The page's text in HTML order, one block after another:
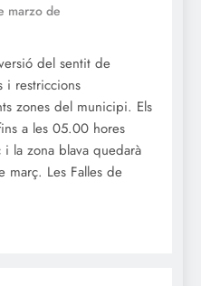
marzo de
del sentit de
i restriccions
zones del municipi. Els
a les 05.00 hores
la zona blava quedarà
març. Les Falles de